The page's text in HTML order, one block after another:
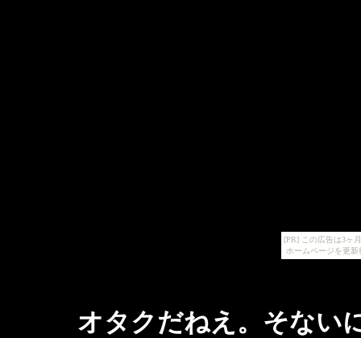
[PR] この広告は3ヶ
ホームページを更
オタクだねえ。そない